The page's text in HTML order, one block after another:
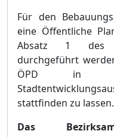
Für den
eine Öffentliche
Absatz 1 des
durchgeführt
ÖPD in
stattfinden zu lassen.
Das